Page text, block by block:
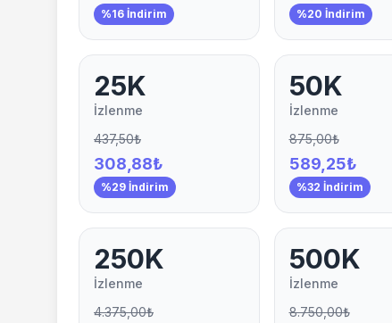
%16 İndirim %20 İndirim
25K
İzlenme
437,50₺
308,88₺
%29 İndirim
50K
İzlenme
875,00₺
589,25₺
%32 İndirim
250K
İzlenme
4.375,00₺
500K
İzlenme
8.750,00₺